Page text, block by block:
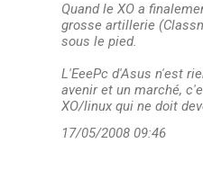
Quand le XO a
grosse artillerie
sous le pied.
L'EeePc d'Asus n'est
avenir et un marché,
XO/linux qui ne doit
17/05/2008 09:46